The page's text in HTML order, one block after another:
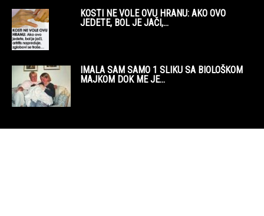
KOSTI NE VOLE OVU HRANU: AKO OVO
JEDETE, BOL JE JAČI,...
IMALA SAM SAMO 1 SLIKU SA BIOLOŠKOM
MAJKOM DOK ME JE...